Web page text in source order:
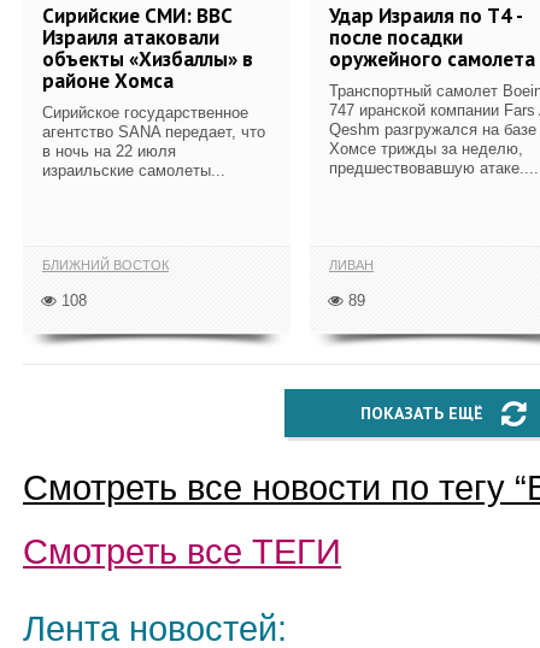
Сирийские СМИ: ВВС
Израиля атаковали
объекты «Хизбаллы» в
районе Хомса
​Сирийское государственное
агентство SANA передает, что
в ночь на 22 июля
израильские самолеты...
БЛИЖНИЙ ВОСТОК
108
Удар Израиля по Т4 -
после посадки
оружейного самолета
Транспортный самолет
747 иранской компании Fars
Qeshm разгружался на базе
Хомсе трижды за неделю,
предшествовавшую атаке....
ЛИВАН
89
ПОКАЗАТЬ ЕЩЁ
Смотреть все новости по тегу “
Смотреть все ТЕГИ
Лента новостей: